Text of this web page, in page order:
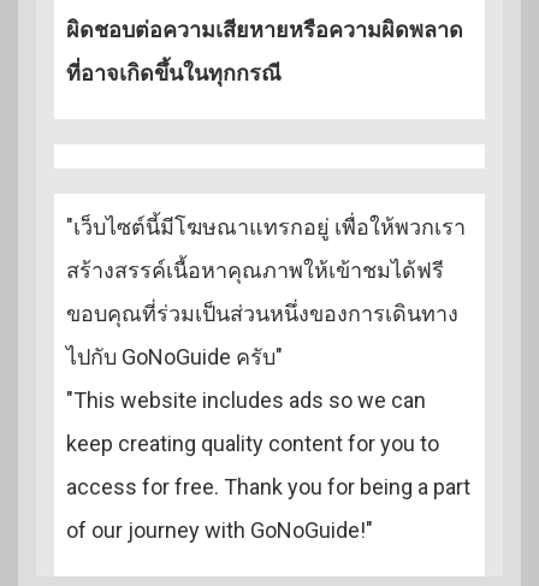
ผิดชอบต่อความเสียหายหรือความผิดพลาด
ที่อาจเกิดขึ้นในทุกกรณี
"เว็บไซต์นี้มีโฆษณาแทรกอยู่ เพื่อให้พวกเรา
สร้างสรรค์เนื้อหาคุณภาพให้เข้าชมได้ฟรี
ขอบคุณที่ร่วมเป็นส่วนหนึ่งของการเดินทาง
ไปกับ GoNoGuide ครับ"
"This website includes ads so we can
keep creating quality content for you to
access for free. Thank you for being a part
of our journey with GoNoGuide!"